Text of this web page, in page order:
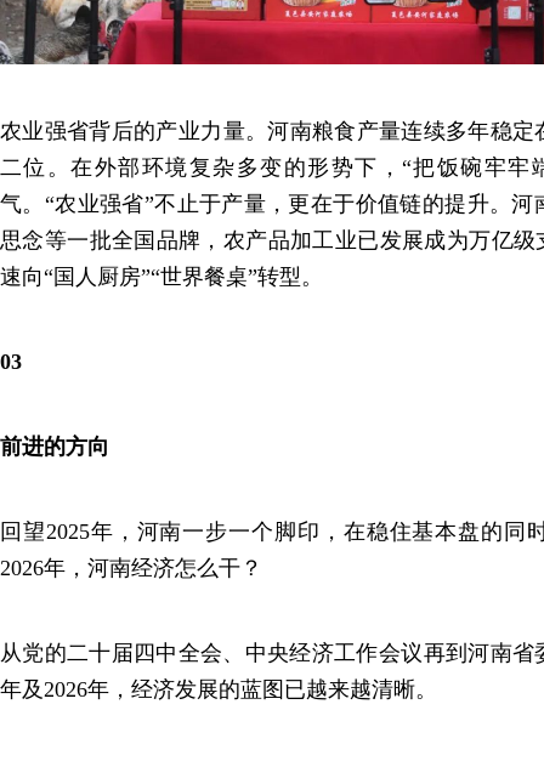
农业强省背后的产业力量。河南粮食产量连续多年稳定
二位。在外部环境复杂多变的形势下，“把饭碗牢牢
气。“农业强省”不止于产量，更在于价值链的提升。
思念等一批全国品牌，农产品加工业已发展成为万亿级
速向“国人厨房”“世界餐桌”转型。
03
前进的方向
回望2025年，河南一步一个脚印，在稳住基本盘的同
2026年，河南经济怎么干？
从党的二十届四中全会、中央经济工作会议再到河南
年及2026年，经济发展的蓝图已越来越清晰。